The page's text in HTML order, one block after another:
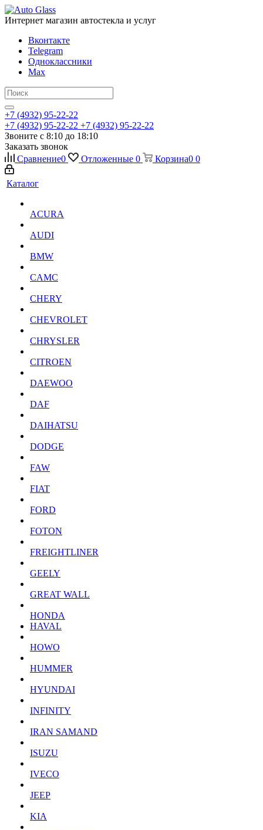
Интернет магазин автостекла и услуг
Вконтакте
Telegram
Одноклассники
Max
+7 (4932) 95-22-22
+7 (4932) 95-22-22 +7 (4932) 95-22-22
Звоните с 8:10 до 18:10
Заказать звонок
Сравнение0 Отложенные 0 Корзина0 0
Каталог
ACURA
AUDI
BMW
CAMC
CHERY
CHEVROLET
CHRYSLER
CITROEN
DAEWOO
DAF
DAIHATSU
DODGE
FAW
FIAT
FORD
FOTON
FREIGHTLINER
GEELY
GREAT WALL
HONDA
HAVAL
HOWO
HUMMER
HYUNDAI
INFINITY
IRAN SAMAND
ISUZU
IVECO
JEEP
KIA